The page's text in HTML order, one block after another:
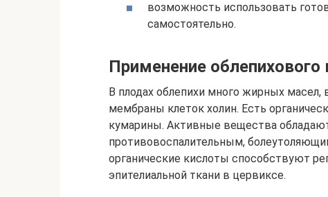
возможность использовать
самостоятельно.
Применение облепихового
В плодах облепихи много жирных
мембраны клеток холин. Есть
кумарины. Активные вещества
противовоспалительным,
органические кислоты способствуют
эпителиальной ткани в цервиксе.